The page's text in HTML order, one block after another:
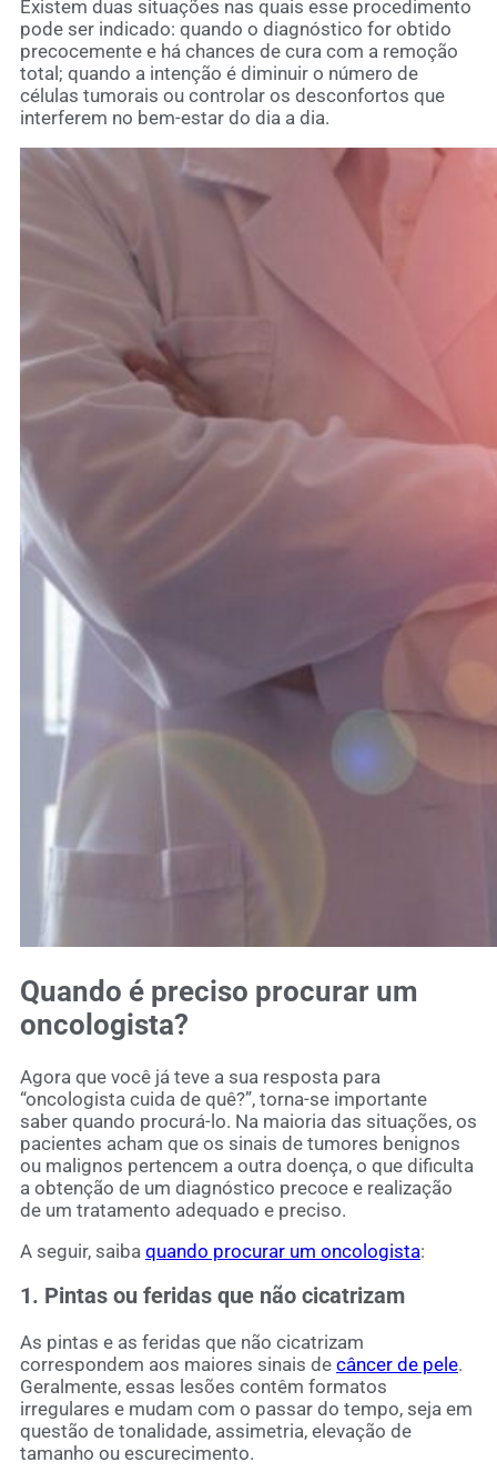
Existem duas situações nas quais esse procedimento
pode ser indicado: quando o diagnóstico for obtido
precocemente e há chances de cura com a remoção
total; quando a intenção é diminuir o número de
células tumorais ou controlar os desconfortos que
interferem no bem-estar do dia a dia.
Quando é preciso procurar um
oncologista?
Agora que você já teve a sua resposta para
“oncologista cuida de quê?”, torna-se importante
saber quando procurá-lo. Na maioria das situações, os
pacientes acham que os sinais de tumores benignos
ou malignos pertencem a outra doença, o que dificulta
a obtenção de um diagnóstico precoce e realização
de um tratamento adequado e preciso.
A seguir, saiba quando procurar um oncologista:
1. Pintas ou feridas que não cicatrizam
As pintas e as feridas que não cicatrizam
correspondem aos maiores sinais de câncer de pele.
Geralmente, essas lesões contêm formatos
irregulares e mudam com o passar do tempo, seja em
questão de tonalidade, assimetria, elevação de
tamanho ou escurecimento.